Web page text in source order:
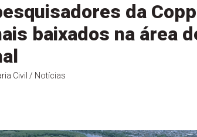
da
baixados na área
Civil / Notícias